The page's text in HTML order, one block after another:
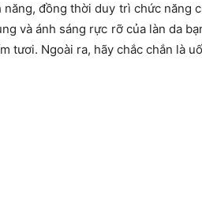
năng, đồng thời duy trì chức năng
và ánh sáng rực rỡ của làn da
tươi. Ngoài ra, hãy chắc chắn là